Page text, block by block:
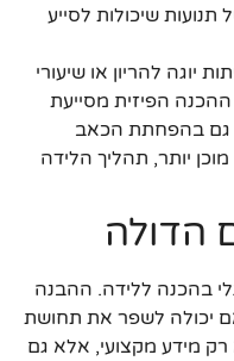
תנועות שיכולות לסייע
יוגה להריון או שיעורי
הפיזית מסייעת
גם בהפחתת הכאב
יותר, תהליך הלידה
הדולה
בהכנה ללידה. ההבנה
יכולה לשפר את תחושת
רק מידע מקצועי, אלא גם